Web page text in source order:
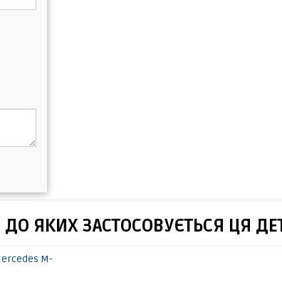
ЯКИХ ЗАСТОСОВУЄТЬСЯ ЦЯ
M-